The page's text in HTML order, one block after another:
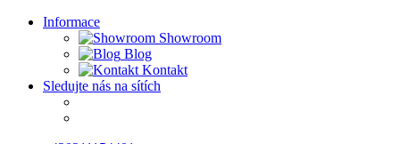
Informace
Showroom
Blog
Kontakt
Sledujte nás na sítích